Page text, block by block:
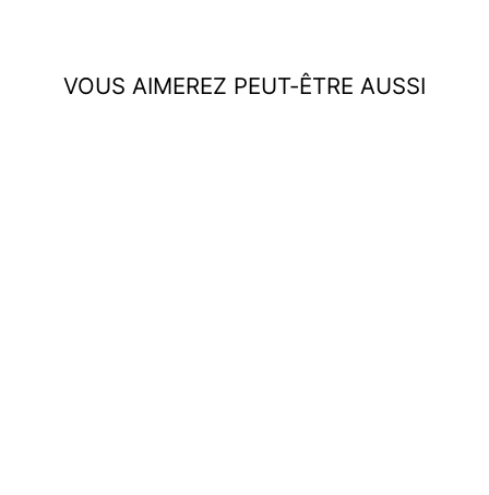
VOUS AIMEREZ PEUT-ÊTRE AUSSI